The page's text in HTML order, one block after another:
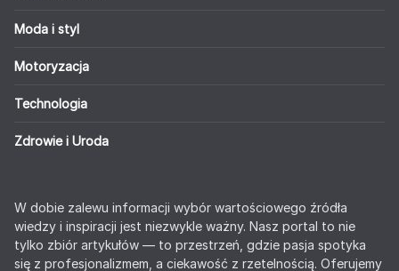
Moda i styl
Motoryzacja
Technologia
Zdrowie i Uroda
W dobie zalewu informacji wybór wartościowego źródła
wiedzy i inspiracji jest niezwykle ważny. Nasz portal to nie
tylko zbiór artykułów — to przestrzeń, gdzie pasja spotyka
się z profesjonalizmem, a ciekawość z rzetelnością. Oferujemy